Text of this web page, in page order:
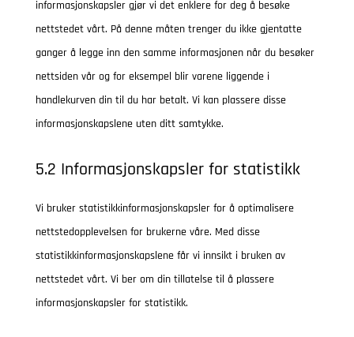
informasjonskapsler gjør vi det enklere for deg å besøke
nettstedet vårt. På denne måten trenger du ikke gjentatte
ganger å legge inn den samme informasjonen når du besøker
nettsiden vår og for eksempel blir varene liggende i
handlekurven din til du har betalt. Vi kan plassere disse
informasjonskapslene uten ditt samtykke.
5.2 Informasjonskapsler for statistikk
Vi bruker statistikkinformasjonskapsler for å optimalisere
nettstedopplevelsen for brukerne våre. Med disse
statistikkinformasjonskapslene får vi innsikt i bruken av
nettstedet vårt. Vi ber om din tillatelse til å plassere
informasjonskapsler for statistikk.